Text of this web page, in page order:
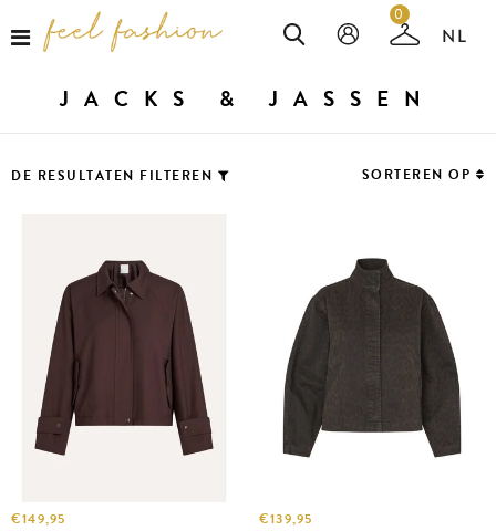
0
JACKS & JASSEN
DE RESULTATEN FILTEREN SORTEREN OP
€149,95 €139,95